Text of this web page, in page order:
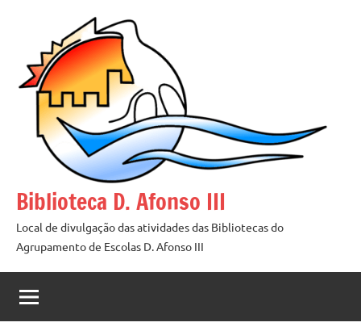
conteúdo
Biblioteca D. Afonso III
Local de divulgação das atividades das Bibliotecas do
Agrupamento de Escolas D. Afonso III